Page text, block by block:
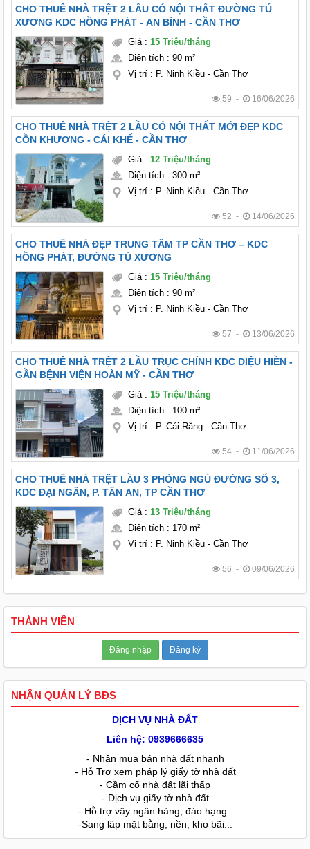
CHO THUÊ NHÀ TRỆT 2 LẦU CÓ NỘI THẤT ĐƯỜNG TÚ
XƯƠNG KDC HỒNG PHÁT - AN BÌNH - CẦN THƠ
Giá: 15 Triệu/tháng
Diện tích: 90 m²
Vị trí: P. Ninh Kiều - Cần Thơ
59 - 16/06/2026
CHO THUÊ NHÀ TRỆT 2 LẦU CÓ NỘI THẤT MỚI ĐẸP KDC
CỒN KHƯƠNG - CÁI KHẾ - CẦN THƠ
Giá: 12 Triệu/tháng
Diện tích: 300 m²
Vị trí: P. Ninh Kiều - Cần Thơ
52 - 14/06/2026
CHO THUÊ NHÀ ĐẸP TRUNG TÂM TP CẦN THƠ – KDC
HỒNG PHÁT, ĐƯỜNG TÚ XƯƠNG
Giá: 15 Triệu/tháng
Diện tích: 90 m²
Vị trí: P. Ninh Kiều - Cần Thơ
57 - 13/06/2026
CHO THUÊ NHÀ TRỆT 2 LẦU TRỤC CHÍNH KDC DIỆU HIỀN -
GẦN BỆNH VIỆN HOÀN MỸ - CẦN THƠ
Giá: 15 Triệu/tháng
Diện tích: 100 m²
Vị trí: P. Cái Răng - Cần Thơ
54 - 11/06/2026
CHO THUÊ NHÀ TRỆT LẦU 3 PHÒNG NGỦ ĐƯỜNG SỐ 3,
KDC ĐẠI NGÂN, P. TÂN AN, TP CẦN THƠ
Giá: 13 Triệu/tháng
Diện tích: 170 m²
Vị trí: P. Ninh Kiều - Cần Thơ
56 - 09/06/2026
THÀNH VIÊN
Đăng nhập Đăng ký
NHẬN QUẢN LÝ BĐS
DỊCH VỤ NHÀ ĐẤT
Liên hệ: 0939666635
- Nhận mua bán nhà đất nhanh
- Hỗ Trợ xem pháp lý giấy tờ nhà đất
- Cầm cố nhà đất lãi thấp
- Dịch vụ giấy tờ nhà đất
- Hỗ trợ vây ngân hàng, đáo hạng...
-Sang lâp mặt bằng, nền, kho bãi...